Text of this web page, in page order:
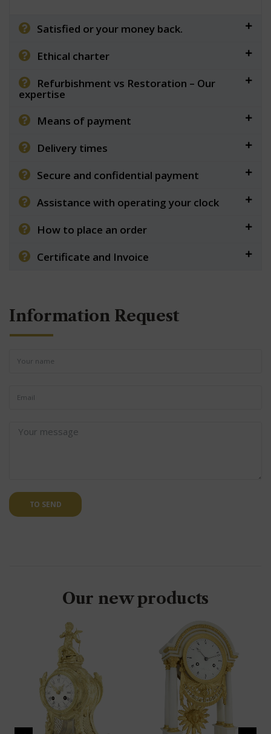
Satisfied or your money back.
Ethical charter
Refurbishment vs Restoration – Our
expertise
Means of payment
Delivery times
Secure and confidential payment
Assistance with operating your clock
How to place an order
Certificate and Invoice
Information Request
TO SEND
Our new products